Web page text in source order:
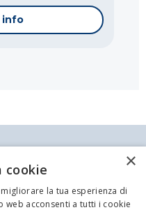
info
Capitale sociale: €
registro delle imprese
REA 62679
×
cookie
la tua esperienza di
web acconsenti a tutti i cookie